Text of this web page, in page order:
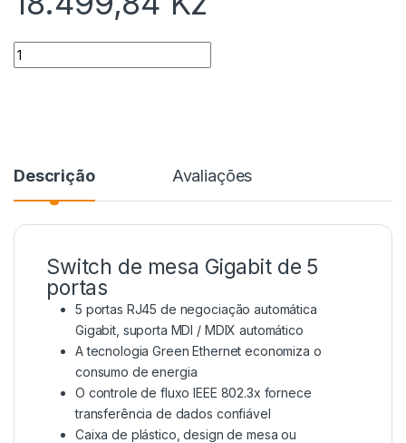
Quantidade
Descrição Avaliações
Switch de mesa Gigabit de 5
portas
5 portas RJ45 de negociação automática
Gigabit, suporta MDI / MDIX automático
A tecnologia Green Ethernet economiza o
consumo de energia
O controle de fluxo IEEE 802.3x fornece
transferência de dados confiável
Caixa de plástico, design de mesa ou